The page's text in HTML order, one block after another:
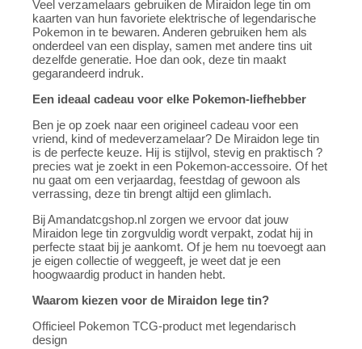
Veel verzamelaars gebruiken de Miraidon lege tin om
kaarten van hun favoriete elektrische of legendarische
Pokemon in te bewaren. Anderen gebruiken hem als
onderdeel van een display, samen met andere tins uit
dezelfde generatie. Hoe dan ook, deze tin maakt
gegarandeerd indruk.
Een ideaal cadeau voor elke Pokemon-liefhebber
Ben je op zoek naar een origineel cadeau voor een
vriend, kind of medeverzamelaar? De Miraidon lege tin
is de perfecte keuze. Hij is stijlvol, stevig en praktisch ?
precies wat je zoekt in een Pokemon-accessoire. Of het
nu gaat om een verjaardag, feestdag of gewoon als
verrassing, deze tin brengt altijd een glimlach.
Bij Amandatcgshop.nl zorgen we ervoor dat jouw
Miraidon lege tin zorgvuldig wordt verpakt, zodat hij in
perfecte staat bij je aankomt. Of je hem nu toevoegt aan
je eigen collectie of weggeeft, je weet dat je een
hoogwaardig product in handen hebt.
Waarom kiezen voor de Miraidon lege tin?
Officieel Pokemon TCG-product met legendarisch
design